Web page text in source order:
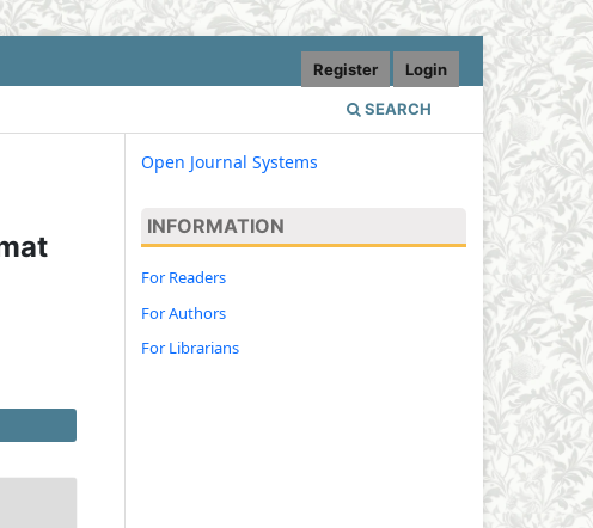
SEARCH
Register Login
Open Journal Systems
INFORMATION
For Readers
For Authors
For Librarians